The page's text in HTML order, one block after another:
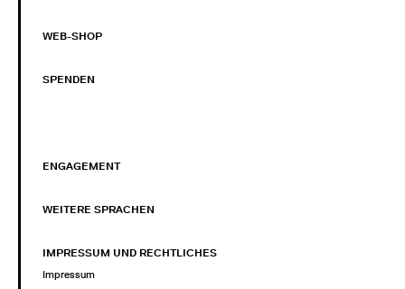
WEB-SHOP
SPENDEN
ENGAGEMENT
WEITERE SPRACHEN
IMPRESSUM UND RECHTLICHES
Impressum